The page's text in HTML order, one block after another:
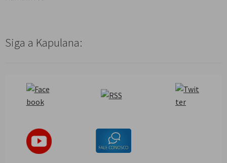
Siga a Kapulana: